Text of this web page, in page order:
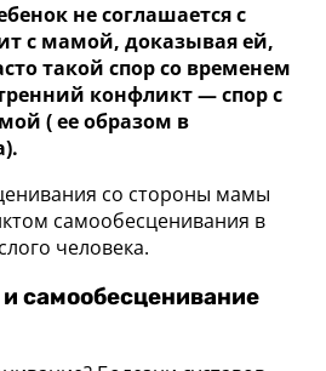
не соглашается с
с мамой, доказывая ей,
такой спор со временем
конфликт — спор с
( ее образом в
со стороны мамы
самообесценивания в
человека.
самообесценивание